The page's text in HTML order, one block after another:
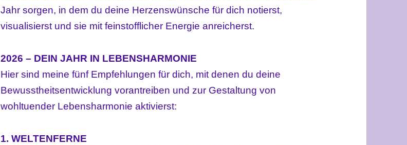
Jahr sorgen, in dem du deine Herzenswünsche für dich notierst,
visualisierst und sie mit feinstofflicher Energie anreicherst.
2026 – DEIN JAHR IN LEBENSHARMONIE
Hier sind meine fünf Empfehlungen für dich, mit denen du deine
Bewusstheitsentwicklung vorantreiben undzur Gestaltung von
wohltuender Lebensharmonie aktivierst:
1. WELTENFERNE